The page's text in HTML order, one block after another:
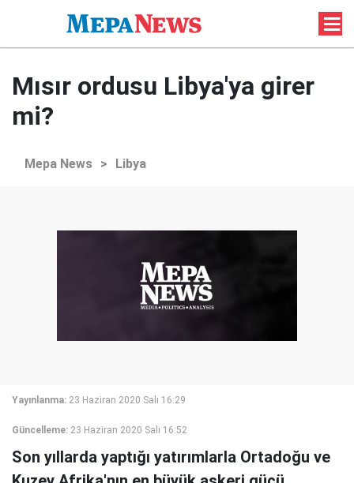
Mısır ordusu Libya'ya girer
mi?
Mepa News > Libya
Yayınlanma: 23 Haziran 2020 Salı 16:29
Güncelleme: 23 Haziran 2020 Salı 16:52
Son yıllarda yaptığı yatırımlarla Ortadoğu ve